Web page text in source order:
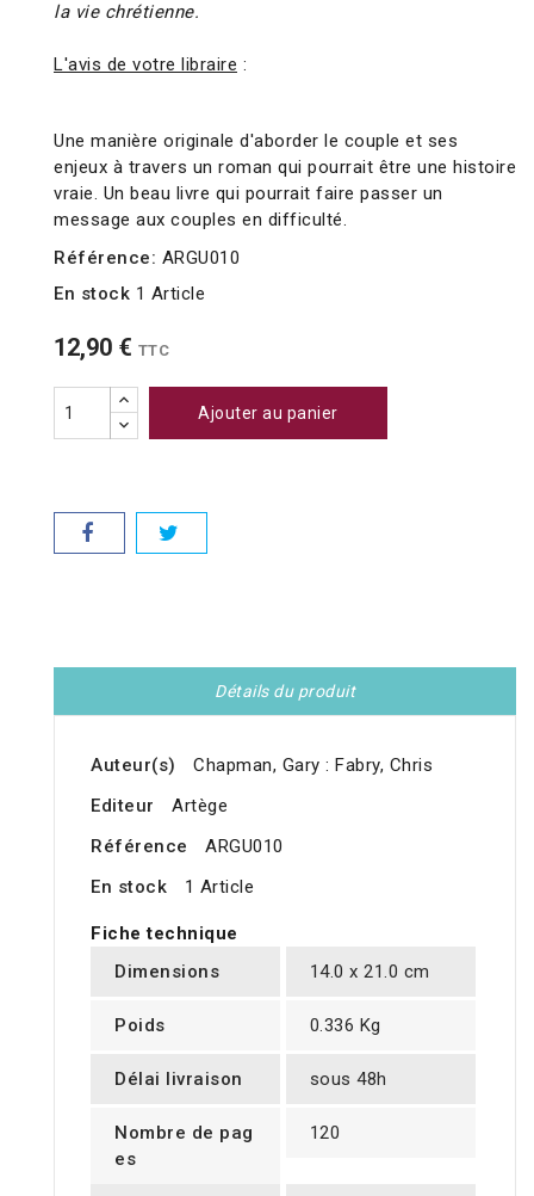
la vie chrétienne.
L'avis de votre libraire :
Une manière originale d'aborder le couple et ses
enjeux à travers un roman qui pourrait être une histoire
vraie. Un beau livre qui pourrait faire passer un
message aux couples en difficulté.
Référence: ARGU010
En stock 1 Article
12,90 € TTC
Ajouter au panier
Détails du produit
Auteur(s)
Chapman, Gary : Fabry, Chris
Editeur
Artège
Référence
ARGU010
En stock
1 Article
Fiche technique
Dimensions
14.0 x 21.0 cm
Poids 0.336 Kg
Délai livraison sous 48h
Nombre de pag
es
120